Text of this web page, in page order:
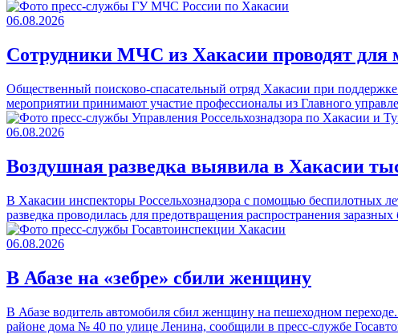
06.08.2026
Сотрудники МЧС из Хакасии проводят для
Общественный поисково-спасательный отряд Хакасии при
мероприятии принимают участие профессионалы из Главного
06.08.2026
Воздушная разведка выявила в Хакасии
В Хакасии инспекторы Россельхознадзора с помощью беспилотных
разведка проводилась для предотвращения распространения
06.08.2026
В Абазе на «зебре» сбили женщину
В Абазе водитель автомобиля сбил женщину на пешеходном
районе дома № 40 по улице Ленина, сообщили в пресс-службе